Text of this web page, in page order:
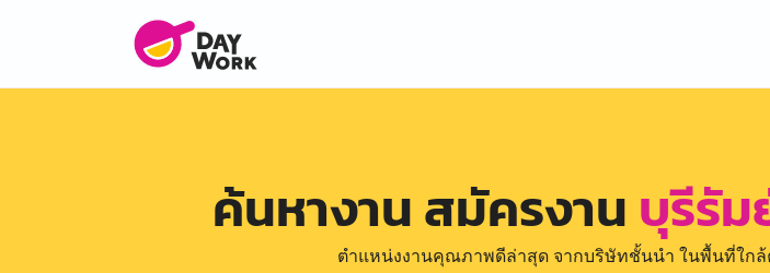
ค้นหางาน สมัครงาน บุรีรัม
ตำแหน่งงานคุณภาพดีล่าสุด จากบริษัทชั้นนำ ในพื้นที่ใก